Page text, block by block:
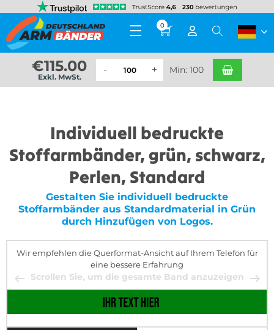
0
€115.00
Exkl. MwSt.
Min: 100
Individuell bedruckte
Stoffarmbänder, grün, schwarz,
Perlen, Standard
Gestalten Sie individuell bedruckte
Stoffarmbänder aus Standardmaterial in Grün
durch Hinzufügen von Logos.
Wir empfehlen die Querformat-Ansicht auf Ihrem Telefon für
eine bessere Erfahrung
Scrollen Sie, um die gesamte Band anzuzeigen